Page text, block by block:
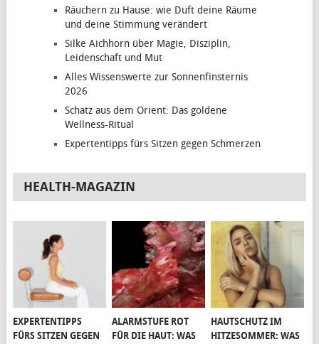
Räuchern zu Hause: wie Duft deine Räume
und deine Stimmung verändert
Silke Aichhorn über Magie, Disziplin,
Leidenschaft und Mut
Alles Wissenswerte zur Sonnenfinsternis
2026
Schatz aus dem Orient: Das goldene
Wellness-Ritual
Expertentipps fürs Sitzen gegen Schmerzen
HEALTH-MAGAZIN
EXPERTENTIPPS
FÜRS SITZEN GEGEN
ALARMSTUFE ROT
FÜR DIE HAUT: WAS
HAUTSCHUTZ IM
HITZESOMMER: WAS